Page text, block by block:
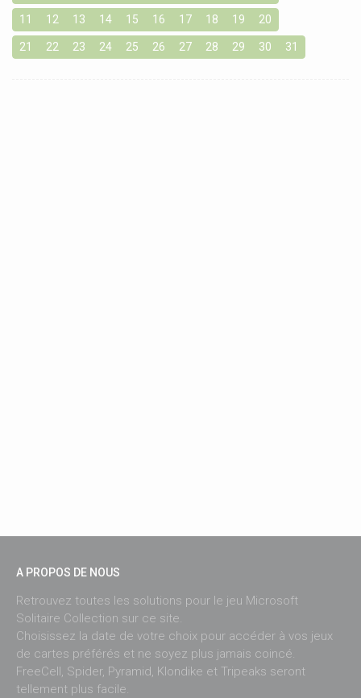
11 12 13 14 15 16 17 18 19 20
21 22 23 24 25 26 27 28 29 30 31
A PROPOS DE NOUS
Retrouvez toutes les solutions pour le jeu Microsoft
Solitaire Collection sur ce site.
Choisissez la date de votre choix pour accéder à vos jeux
de cartes préférés et ne soyez plus jamais coincé.
FreeCell, Spider, Pyramid, Klondike et Tripeaks seront
tellement plus facile.